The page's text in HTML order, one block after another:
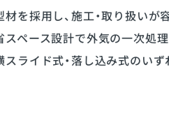
材を採用し、施工・取り扱いが
スペース設計で外気の一次処
スライド式・落し込み式のい